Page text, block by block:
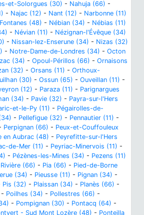
et-Solorgues (30) - Nahuja (66) -
- Najac (12) - Nant (12) - Narbonne (11)
(48) - Nébian (34) - Nébias (11)
- Névian (11) - Nézignan-l'Évêque (34)
- Nissan-lez-Enserune (34) - Nizas (32)
- Notre-Dame-de-Londres (34) - Octon
(34) - Opoul-Périllos (66) - Ornaisons
(32) - Orsans (11) - Orthoux-
(30) - Ossun (65) - Ouveillan (11) -
(12) - Paraza (11) - Parignargues
(34) - Pavie (32) - Payra-sur-l'Hers
et-le-Py (11) - Pégairolles-de-
- Pellefigue (32) - Pennautier (11) -
Perpignan (66) - Peux-et-Couffouleux
en Aubrac (48) - Peyrefitte-sur-l'Hers
de-Mer (11) - Peyriac-Minervois (11) -
- Pézènes-les-Mines (34) - Pezens (11)
(66) - Pia (66) - Pied-de-Borne
(34) - Pieusse (11) - Pignan (34) -
Pis (32) - Plaissan (34) - Planès (66) -
- Poilhes (34) - Pollestres (66) -
- Pompignan (30) - Pontacq (64) -
- Sud Mont Lozère (48) - Ponteilla